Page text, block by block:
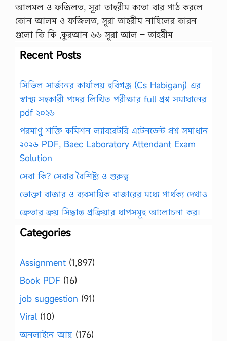
আলমল ও ফজিলত, সূরা তাহরীম কতো বার পাঠ করলে
কোন আলম ও ফজিলত, সূরা তাহরীম নাযিলের কারন
গুলো কি কি ,কুরআন ৬৬ সূরা আল – তাহরীম
Recent Posts
সিভিল সার্জনের কার্যালয় হবিগঞ্জ (Cs Habiganj) এর
স্বাস্থ্য সহকারী পদের লিখিত পরীক্ষার full প্রশ্ন সমাধানের
pdf ২০২৬
পরমাণু শক্তি কমিশন ল্যাবরেটরি এটেনডেন্ট প্রশ্ন সমাধান
২০২৬ PDF, Baec Laboratory Attendant Exam
Solution
সেবা কি? সেবার বৈশিষ্ট্য ও গুরুত্ব
ভোক্তা বাজার ও ব্যবসায়িক বাজারের মধ্যে পার্থক্য দেখাও
ক্রেতার ক্রয় সিদ্ধান্ত প্রক্রিয়ার ধাপসমূহ আলোচনা কর।
Categories
Assignment (1,897)
Book PDF (16)
job suggestion (91)
Viral (10)
অনলাইনে আয় (176)